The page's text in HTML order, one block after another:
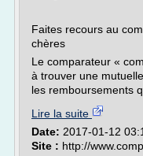
Faites recours au
chères
Le comparateur «
à trouver une
les remboursements
Lire la suite
Date: 2017-01-12
Site : http://